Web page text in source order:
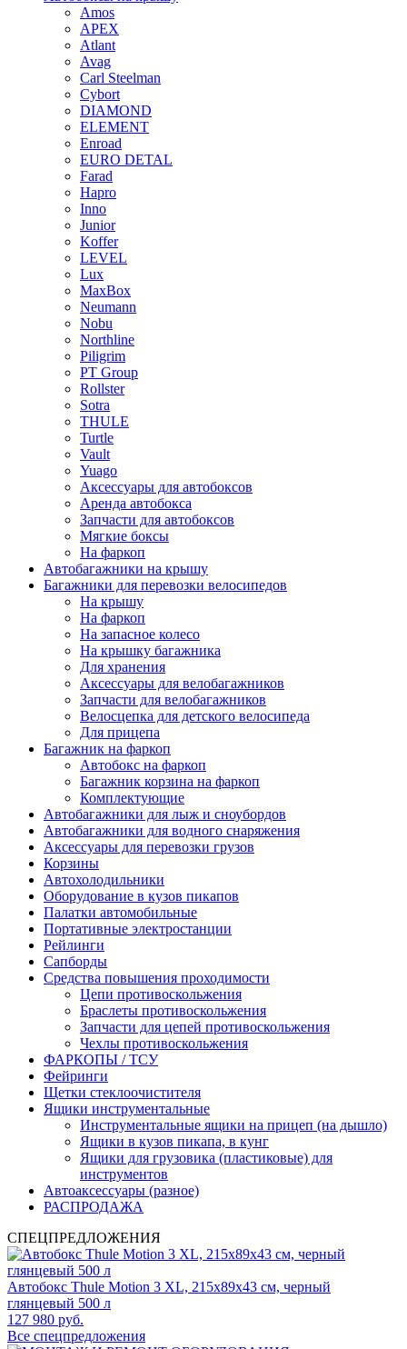
Amos
APEX
Atlant
Avag
Carl Steelman
Cybort
DIAMOND
ELEMENT
Enroad
EURO DETAL
Farad
Hapro
Inno
Junior
Koffer
LEVEL
Lux
MaxBox
Neumann
Nobu
Northline
Piligrim
PT Group
Rollster
Sotra
THULE
Turtle
Vault
Yuago
Аксессуары для автобоксов
Аренда автобокса
Запчасти для автобоксов
Мягкие боксы
На фаркоп
Автобагажники на крышу
Багажники для перевозки велосипедов
На крышу
На фаркоп
На запасное колесо
На крышку багажника
Для хранения
Аксессуары для велобагажников
Запчасти для велобагажников
Велосцепка для детского велосипеда
Для прицепа
Багажник на фаркоп
Автобокс на фаркоп
Багажник корзина на фаркоп
Комплектующие
Автобагажники для лыж и сноубордов
Автобагажники для водного снаряжения
Аксессуары для перевозки грузов
Корзины
Автохолодильники
Оборудование в кузов пикапов
Палатки автомобильные
Портативные электростанции
Рейлинги
Сапборды
Средства повышения проходимости
Цепи противоскольжения
Браслеты противоскольжения
Запчасти для цепей противоскольжения
Чехлы противоскольжения
ФАРКОПЫ / ТСУ
Фейринги
Щетки стеклоочистителя
Ящики инструментальные
Инструментальные ящики на прицеп (на дышло)
Ящики в кузов пикапа, в кунг
Ящики для грузовика (пластиковые) для
инструментов
Автоаксессуары (разное)
РАСПРОДАЖА
СПЕЦПРЕДЛОЖЕНИЯ
Автобокс Thule Motion 3 XL, 215x89x43 см, черный
глянцевый 500 л
127 980 руб.
Все спецпредложения